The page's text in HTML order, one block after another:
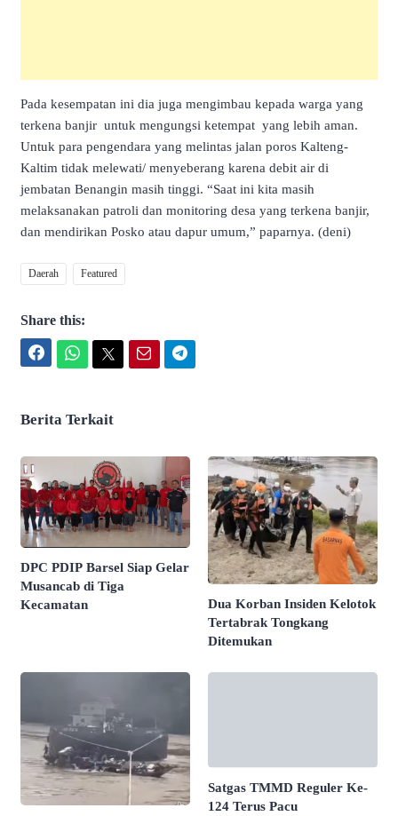
Pada kesempatan ini dia juga mengimbau kepada warga yang
terkena banjir untuk mengungsi ketempat yang lebih aman.
Untuk para pengendara yang melintas jalan poros Kalteng-
Kaltim tidak melewati/ menyeberang karena debit air di
jembatan Benangin masih tinggi. “Saat ini kita masih
melaksanakan patroli dan monitoring desa yang terkena banjir,
dan mendirikan Posko atau dapur umum,” paparnya. (deni)
Daerah Featured
Share this:
Berita Terkait
DPC PDIP Barsel Siap Gelar
Musancab di Tiga
Kecamatan
Dua Korban Insiden Kelotok
Tertabrak Tongkang
Ditemukan
Satgas TMMD Reguler Ke-
124 Terus Pacu